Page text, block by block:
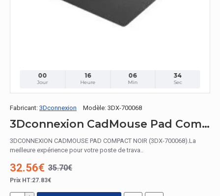
00
Jour
16
Heure
06
Min
33
Sec
Fabricant: 3Dconnexion Modèle: 3DX-700068
3Dconnexion CadMouse Pad Compact Noir tapis de souris
3DCONNEXION CADMOUSE PAD COMPACT NOIR (3DX-700068).La
meilleure expérience pour votre poste de trava..
32.56€ 35.70€
Prix HT:27.83€